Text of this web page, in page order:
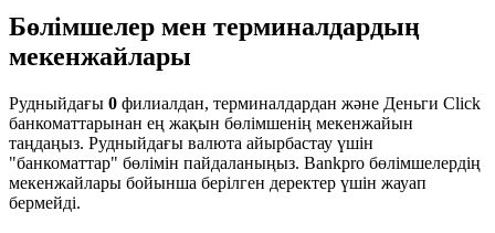
Бөлімшелер мен терминалдардың
мекенжайлары
Рудныйдағы 0 филиалдан, терминалдардан және Деньги Сlick
банкоматтарынан ең жақын бөлімшенің мекенжайын
таңдаңыз. Рудныйдағы валюта айырбастау үшін
"банкоматтар" бөлімін пайдаланыңыз. Bankpro бөлімшелердің
мекенжайлары бойынша берілген деректер үшін жауап
бермейді.